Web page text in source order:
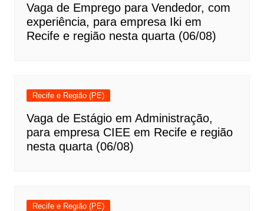
Vaga de Emprego para Vendedor, com
experiência, para empresa Iki em
Recife e região nesta quarta (06/08)
Recife e Região (PE)
Vaga de Estágio em Administração,
para empresa CIEE em Recife e região
nesta quarta (06/08)
Recife e Região (PE)